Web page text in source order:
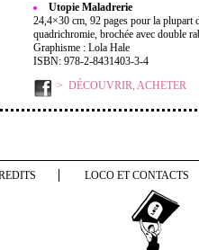
Utopie Maladrerie
24,4×30 cm, 92 pages pour la plupart
quadrichromie, brochée avec double
Graphisme : Lola Hale
ISBN: 978-2-8431403-3-4
DÉCOUVRIR, ACHETER
LOCO ET CONTACTS